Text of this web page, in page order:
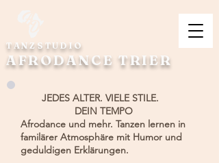
TANZSTUDIO
AFRODANCE TRIER
JEDES ALTER. VIELE STILE.
DEIN TEMPO
Afrodance und mehr. Tanzen lernen in
familärer Atmosphäre mit Humor und
geduldigen Erklärungen.